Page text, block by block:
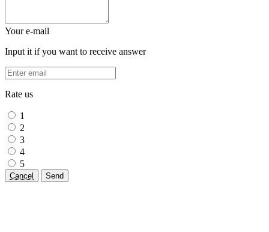
Your e-mail
Input it if you want to receive answer
Rate us
1
2
3
4
5
Cancel Send